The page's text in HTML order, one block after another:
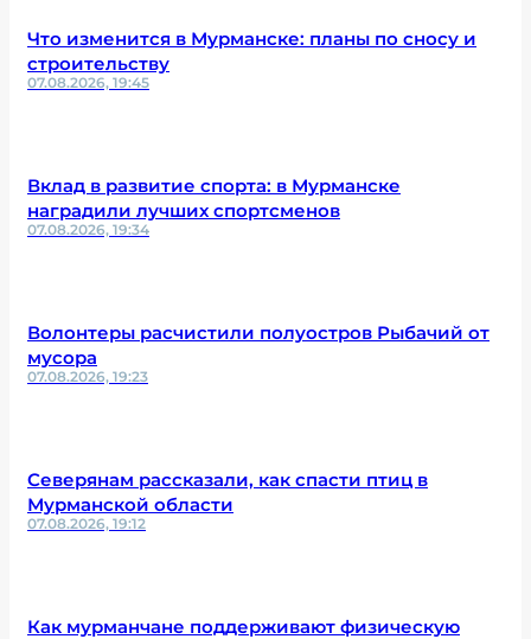
Что изменится в Мурманске: планы по сносу и
строительству
07.08.2026, 19:45
Вклад в развитие спорта: в Мурманске
наградили лучших спортсменов
07.08.2026, 19:34
Волонтеры расчистили полуостров Рыбачий от
мусора
07.08.2026, 19:23
Северянам рассказали, как спасти птиц в
Мурманской области
07.08.2026, 19:12
Как мурманчане поддерживают физическую